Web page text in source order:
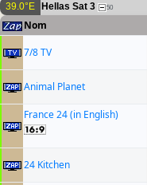
39.0°E Hellas Sat 3 50
Nom
7/8 TV
Animal Planet
France 24 (in English)
24 Kitchen